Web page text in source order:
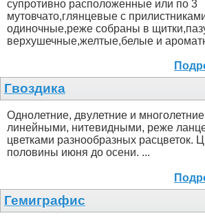
супротивно расположенные или по 3
мутовчато,глянцевые с
одиночные,реже собраны в
верхушечные,желтые,белые и
Гвоздика
Однолетние, двулетние и
линейными, нитевидными, реже
цветками разнообразных расцветок.
половины июня до осени. ...
Гемиграфис